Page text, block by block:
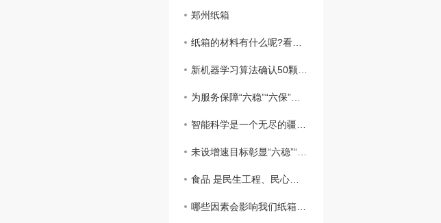
郑州纸箱
纸箱的材料有什么呢?看完你就明白了
新机器学习算法确认50颗系外行星
为服务保障“六稳”“六保”夯实司法根基
智能科学是一个无尽的疆域，人类智能是亿万年进化的产物
未设增速目标彰显“六稳”“六保”坚定决心
食品 是民生工程、民心工程，也是重大的政治问题、经济问题和公共 问题
哪些因素会影响我们纸箱礼品盒的制作呢？